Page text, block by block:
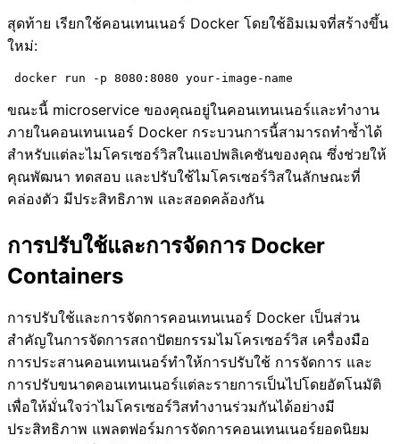
สุดท้าย เรียกใช้คอนเทนเนอร์ Docker โดยใช้อิมเมจที่สร้างขึ้น
ใหม่:
ขณะนี้ microservice ของคุณอยู่ในคอนเทนเนอร์และทำงาน
ภายในคอนเทนเนอร์ Docker กระบวนการนี้สามารถทำซ้ำได้
สำหรับแต่ละไมโครเซอร์วิสในแอปพลิเคชันของคุณ ซึ่งช่วยให้
คุณพัฒนา ทดสอบ และปรับใช้ไมโครเซอร์วิสในลักษณะที่
คล่องตัว มีประสิทธิภาพ และสอดคล้องกัน
การปรับใช้และการจัดการ Docker
Containers
การปรับใช้และการจัดการคอนเทนเนอร์ Docker เป็นส่วน
สำคัญในการจัดการสถาปัตยกรรมไมโครเซอร์วิส เครื่องมือ
การประสานคอนเทนเนอร์ทำให้การปรับใช้ การจัดการ และ
การปรับขนาดคอนเทนเนอร์แต่ละรายการเป็นไปโดยอัตโนมัติ
เพื่อให้มั่นใจว่าไมโครเซอร์วิสทำงานร่วมกันได้อย่างมี
ประสิทธิภาพ แพลตฟอร์มการจัดการคอนเทนเนอร์ยอดนิยม